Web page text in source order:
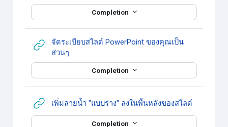
Completion
จัดระเบียบสไลด์ PowerPoint ของคุณเป็น
ส่วนๆ
Completion
เพิ่มลายน้ำ "แบบร่าง" ลงในพื้นหลังของสไลด์URL
Completion